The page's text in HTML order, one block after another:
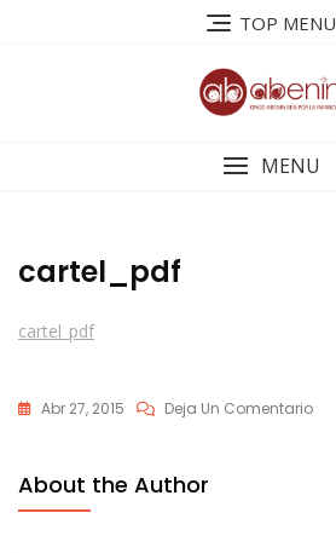
TOP MENU
MENU
cartel_pdf
cartel_pdf
Abr 27, 2015 Deja Un ComentarioEn
About the Author